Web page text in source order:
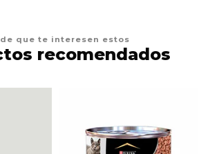
que te interesen estos
recomendados